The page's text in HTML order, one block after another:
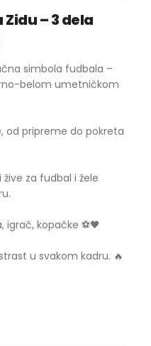
– 3 dela
simbola fudbala –
belom umetničkom
od pripreme do pokreta
za fudbal i žele
kopačke ⚽🖤
u svakom kadru. 🔥